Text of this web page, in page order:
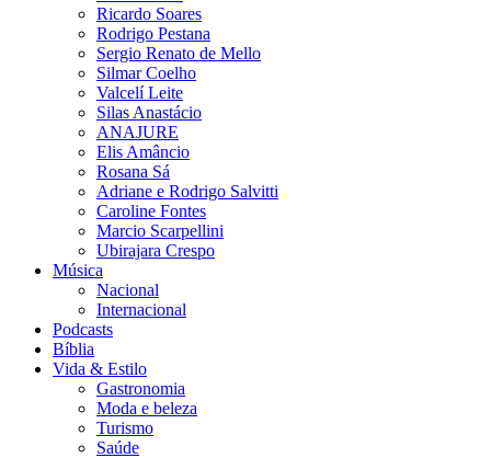
Ricardo Soares
Rodrigo Pestana
Sergio Renato de Mello
Silmar Coelho
Valcelí Leite
Silas Anastácio
ANAJURE
Elis Amâncio
Rosana Sá
Adriane e Rodrigo Salvitti
Caroline Fontes
Marcio Scarpellini
Ubirajara Crespo
Música
Nacional
Internacional
Podcasts
Bíblia
Vida & Estilo
Gastronomia
Moda e beleza
Turismo
Saúde